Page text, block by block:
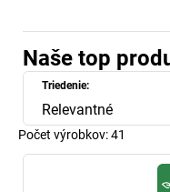
Naše top
Triedenie:
Relevantné
Počet výrobkov:41